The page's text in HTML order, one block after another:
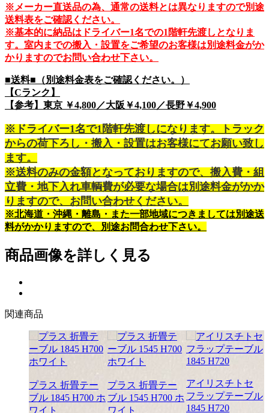
※メーカー直送品の為、通常の送料とは異なりますので別途
送料表をご確認ください。
※基本的に納品はドライバー1名での1階軒先渡しとなりま
す。室内までの搬入・設置をご希望のお客様は別途料金がか
かりますのでお問い合わせ下さい。
■送料■（別途料金表をご確認ください。）
【Cランク】
【参考】東京 ￥4,800／大阪￥4,100／長野￥4,900
※ドライバー1名で1階軒先渡しになります。トラック
からの荷下ろし・搬入・設置はお客様にてお願い致し
ます。
※送料のみの金額となっておりますので、搬入費・組
立費・地下入れ車輌費が必要な場合は別途料金がかか
りますので、お問い合わせください。
※北海道・沖縄・離島・また一部地域につきましては別途送
料がかかりますので、別途お問合わせ下さい。
商品画像を詳しく見る
関連商品
プラス 折畳テー
ブル 1845 H700 ホ
ワイト
プラス 折畳テー
ブル 1545 H700 ホ
ワイト
アイリスチトセ
フラップテーブル
1845 H720